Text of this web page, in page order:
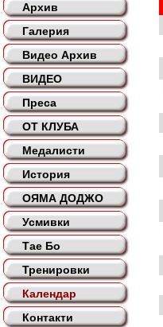
Архив
Галерия
Видео Архив
ВИДЕО
Преса
ОТ КЛУБА
Медалисти
История
ОЯМА ДОДЖО
Усмивки
Тае Бо
Тренировки
Календар
Контакти